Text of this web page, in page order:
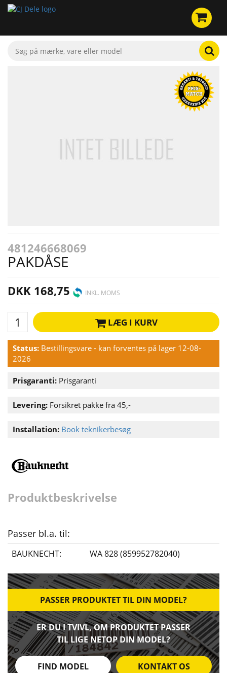
481246668069
PAKDÅSE
DKK 168,75 INKL. MOMS
LÆG I KURV
Status: Bestillingsvare - kan forventes på lager 12-08-
2026
Prisgaranti: Prisgaranti
Levering: Forsikret pakke fra 45,-
Installation: Book teknikerbesøg
Produktbeskrivelse
Passer bl.a. til:
BAUKNECHT: WA 828 (859952782040)
PASSER PRODUKTET TIL DIN MODEL?
ER DU I TVIVL, OM PRODUKTET PASSER
TIL LIGE NETOP DIN MODEL?
FIND MODEL KONTAKT OS